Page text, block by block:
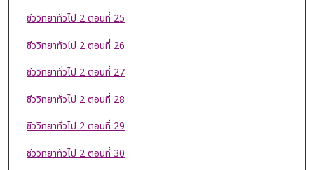
ชีววิทยาทั่วไป 2 ตอนที่ 25
ชีววิทยาทั่วไป 2 ตอนที่ 26
ชีววิทยาทั่วไป 2 ตอนที่ 27
ชีววิทยาทั่วไป 2 ตอนที่ 28
ชีววิทยาทั่วไป 2 ตอนที่ 29
ชีววิทยาทั่วไป 2 ตอนที่ 30